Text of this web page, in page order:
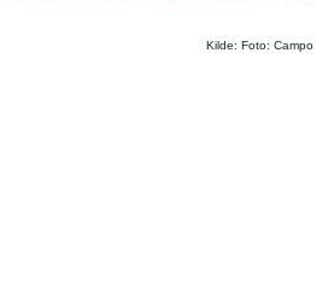
Kilde: Foto: Campo